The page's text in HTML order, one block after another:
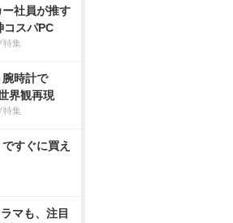
ー社員が推す
コスパPC
特集
腕時計で
界観再現
特集
すぐに買え
マも、注目